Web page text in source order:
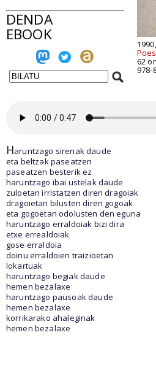
DENDA
EBOOK
62
978-
Haruntzago sirenak daude
eta beltzak paseatzen
paseatzen besterik ez
haruntzago ibai ustelak daude
zuloetan irristatzen diren dragoiak
dragoietan bilusten diren gogoak
eta gogoetan odolusten den eguna
haruntzago erraldoiak bizi dira
etxe errealdoiak
gose erraldoia
doinu erraldoien traizioetan
lokartuak
haruntzago begiak daude
hemen bezalaxe
haruntzago pausoak daude
hemen bezalaxe
korrikarako ahaleginak
hemen bezalaxe